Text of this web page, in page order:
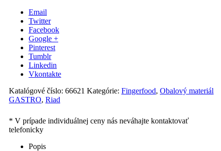
Email
Twitter
Facebook
Google +
Pinterest
Tumblr
Linkedin
Vkontakte
Katalógové číslo: 66621 Kategórie: Fingerfood, Obalový materiál
GASTRO, Riad
Popis